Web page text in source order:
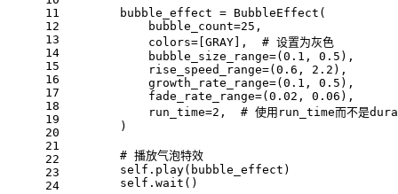
11
12
13
14
15
16
17
18
19
20
21
22
23
24
        bubble_effect = BubbleEffect(
            bubble_count=25,
            colors=[GRAY],  # 设置为灰色
            bubble_size_range=(0.1, 0.5),
            rise_speed_range=(0.6, 2.2),
            growth_rate_range=(0.1, 0.5),
            fade_rate_range=(0.02, 0.06),
run_time=2,  # 使用run_time而不是
        )
        # 播放气泡特效
        self.play(bubble_effect)
        self.wait()